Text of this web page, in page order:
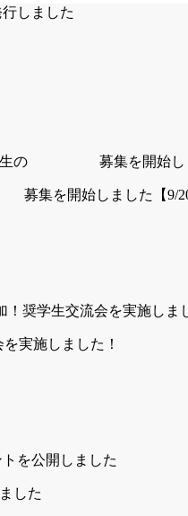
を開始しました【9/20(
実施しました！
した